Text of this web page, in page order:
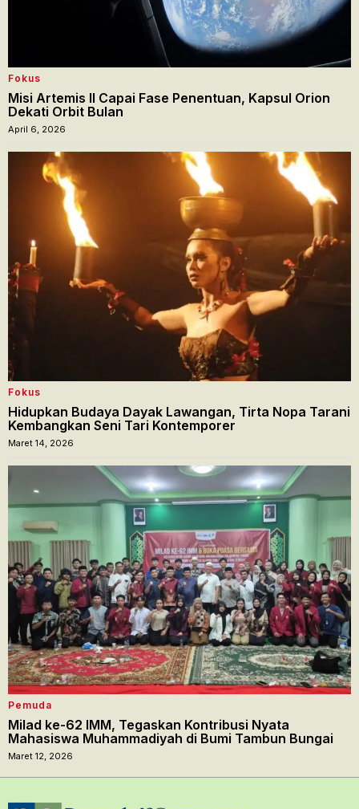
Fokus
Misi Artemis II Capai Fase Penentuan, Kapsul Orion
Dekati Orbit Bulan
April 6, 2026
Fokus
Hidupkan Budaya Dayak Lawangan, Tirta Nopa Tarani
Kembangkan Seni Tari Kontemporer
Maret 14, 2026
Pemuda
Milad ke-62 IMM, Tegaskan Kontribusi Nyata
Mahasiswa Muhammadiyah di Bumi Tambun Bungai
Maret 12, 2026